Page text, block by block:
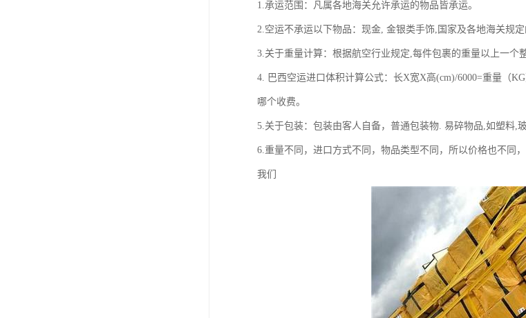
1.承运范围：凡属各地海关允许承运的物品皆承运。
2.空运不承运以下物品：现金, 金银类手饰,国家及各地海关规
3.关于重量计算：根据航空行业规定,每件包裹的重量以上一个
4. 巴西空运进口体积计算公式：长X宽X高(cm)/6000=重量（
哪个收费。
5.关于包装：包装由客人自备，普通包装物. 易碎物品,如塑料,
6.重量不同，进口方式不同，物品类型不同，所以价格也不同
我们